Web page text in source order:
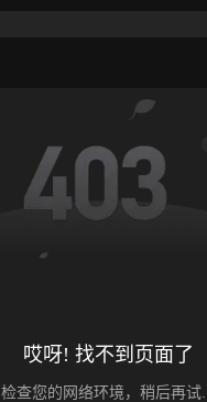
哎呀! 找不到页面了
检查您的网络环境，稍后再试...